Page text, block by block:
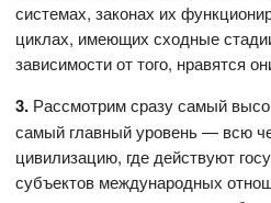
системах, законах их
циклах, имеющих сходные
зависимости от того, нравятся
3. Рассмотрим сразу самый
самый главный уровень — всю
цивилизацию, где действуют
субъектов международных